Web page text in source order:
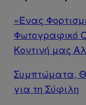
«Ένας
Φωτογραφικό
Κοντινή μας
Συμπτώματα,
για τη Σύφιλη